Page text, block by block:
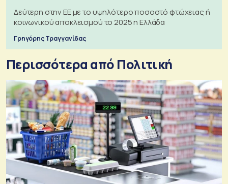
Δεύτερη στην ΕΕ με το υψηλότερο ποσοστό φτώχειας ή
κοινωνικού αποκλεισμού το 2025 η Ελλάδα
Γρηγόρης Τραγγανίδας
Περισσότερα από Πολιτική